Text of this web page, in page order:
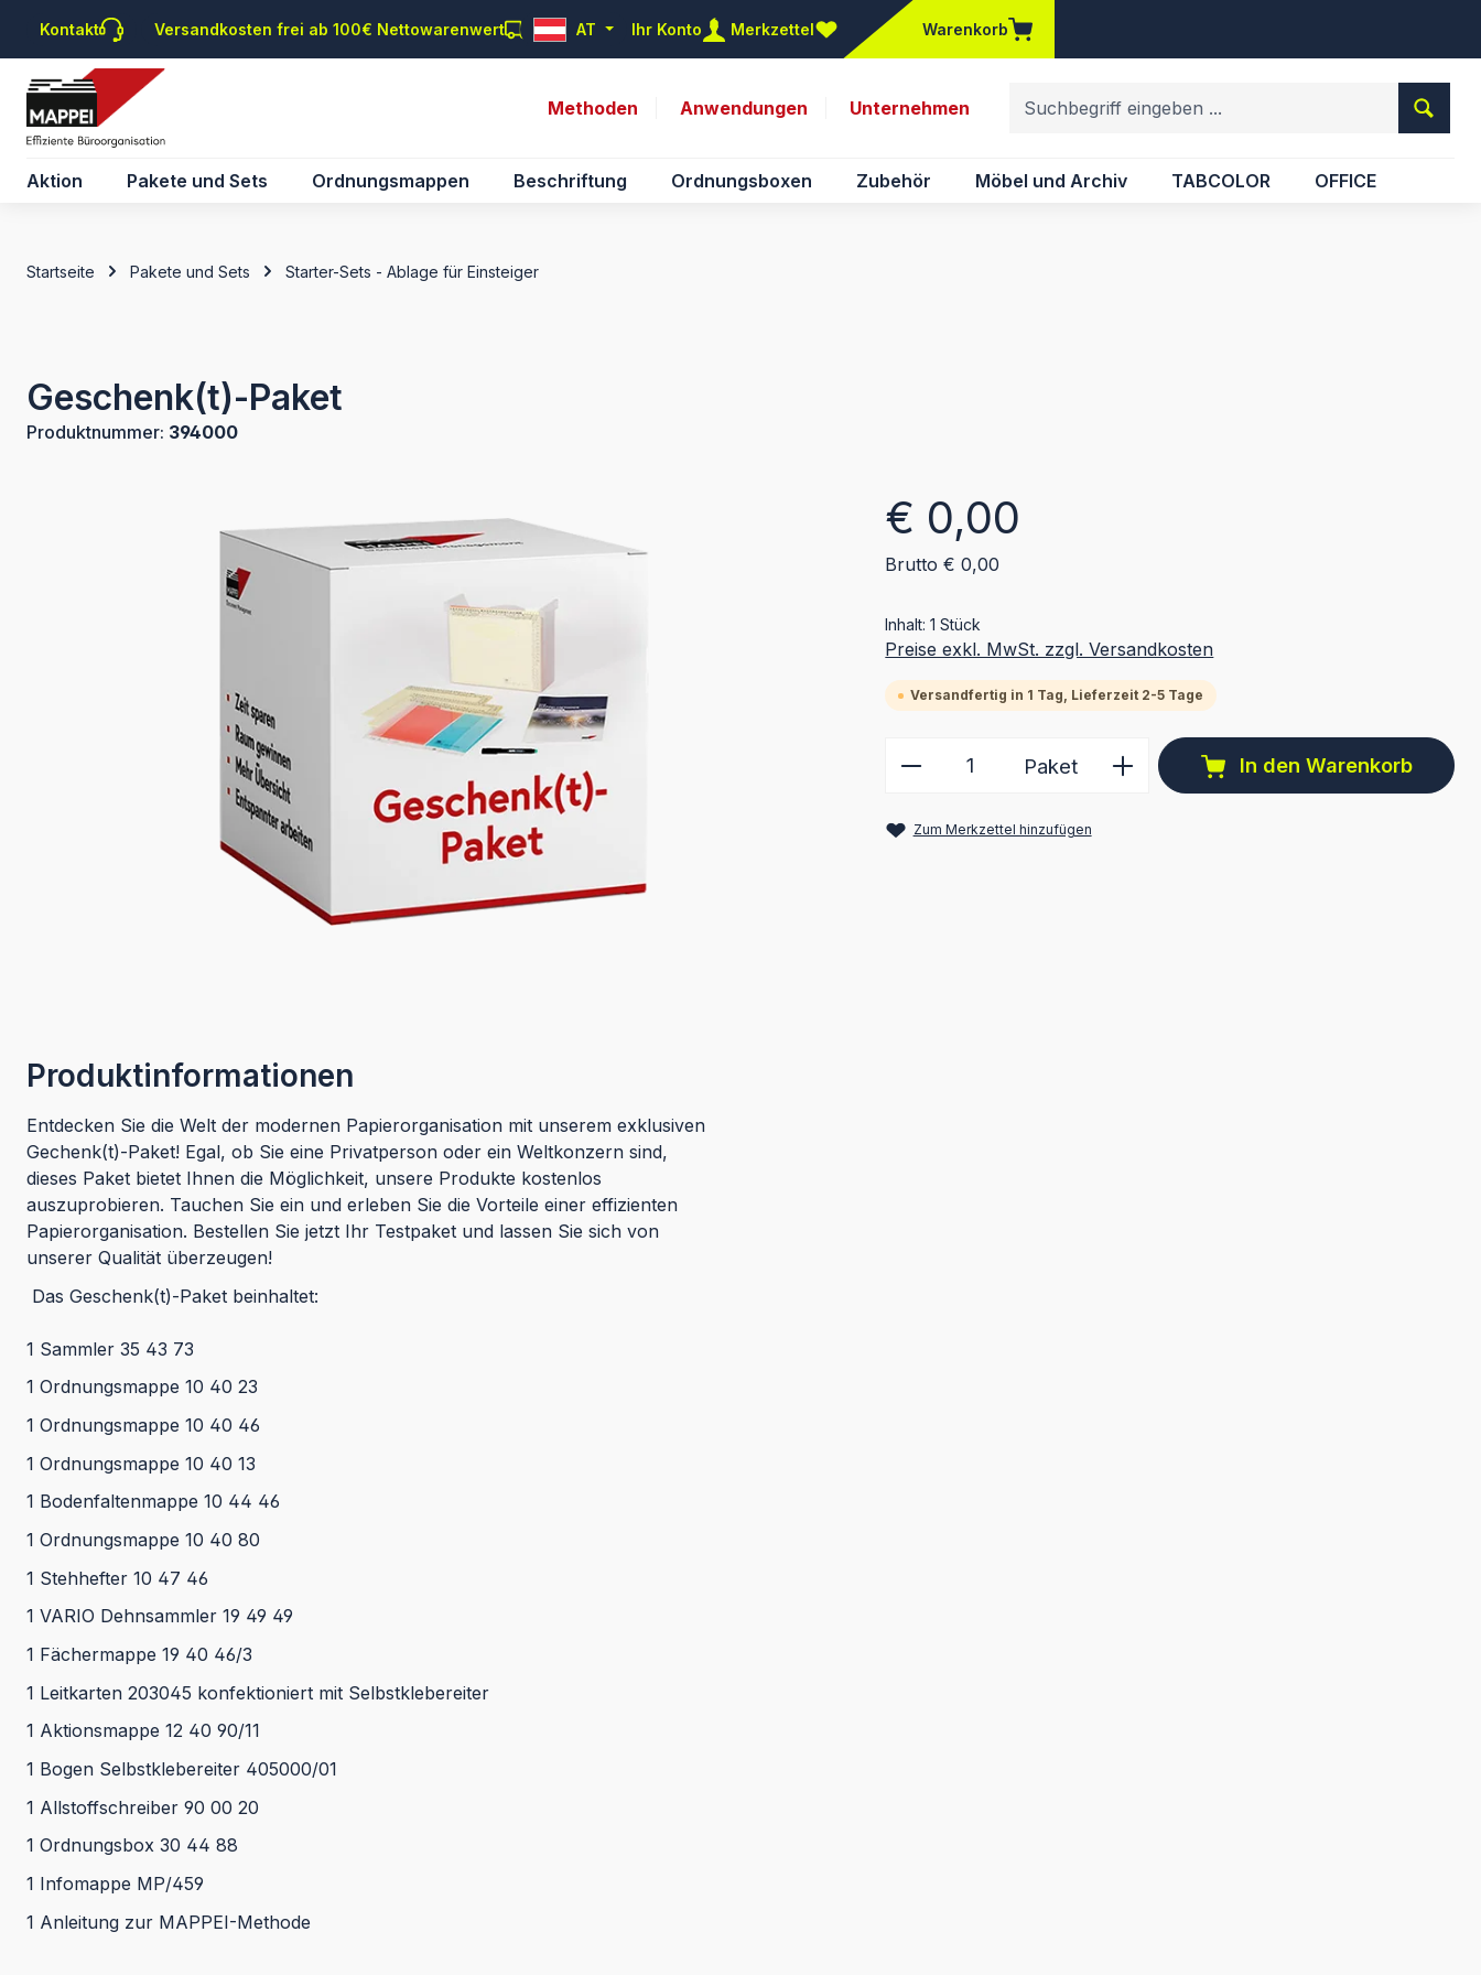
Hauptinhalt springen
Zur Suche springen
Zur Hauptnavigation springen
Kontakt Versandkosten frei ab 100€ Nettowarenwert AT Ihr Konto Merkzettel
Du hast 0 Produkte auf dem Merkzettel
Warenkorb
Methoden Anwendungen Unternehmen
Aktion Pakete und Sets Ordnungsmappen Beschriftung Ordnungsboxen Zubehör Möbel und Archiv TABCOLOR OFFICE
Startseite Pakete und Sets Starter-Sets - Ablage für Einsteiger
Geschenk(t)-Paket
Produktnummer: 394000
Regulärer Preis:
€ 0,00
Brutto € 0,00
Inhalt:1 Stück
Preise exkl. MwSt. zzgl. Versandkosten
Versandfertig in 1 Tag, Lieferzeit 2-5 Tage
Produkt Anzahl: Gib den gewünschten Wert
Paket In den Warenkorb
Zum Merkzettel hinzufügen
Produktinformationen
Entdecken Sie die Welt der modernen Papierorganisation mit unserem exklusiven
Gechenk(t)-Paket! Egal, ob Sie eine Privatperson oder ein Weltkonzern sind,
dieses Paket bietet Ihnen die Möglichkeit, unsere Produkte kostenlos
auszuprobieren. Tauchen Sie ein und erleben Sie die Vorteile einer effizienten
Papierorganisation. Bestellen Sie jetzt Ihr Testpaket und lassen Sie sich von
unserer Qualität überzeugen!
Das Geschenk(t)-Paket beinhaltet:
1 Sammler 35 43 73
1 Ordnungsmappe 10 40 23
1 Ordnungsmappe 10 40 46
1 Ordnungsmappe 10 40 13
1 Bodenfaltenmappe 10 44 46
1 Ordnungsmappe 10 40 80
1 Stehhefter 10 47 46
1 VARIO Dehnsammler 19 49 49
1 Fächermappe 19 40 46/3
1 Leitkarten 203045 konfektioniert mit Selbstklebereiter
1 Aktionsmappe 12 40 90/11
1 Bogen Selbstklebereiter 405000/01
1 Allstoffschreiber 90 00 20
1 Ordnungsbox 30 44 88
1 Infomappe MP/459
1 Anleitung zur MAPPEI-Methode